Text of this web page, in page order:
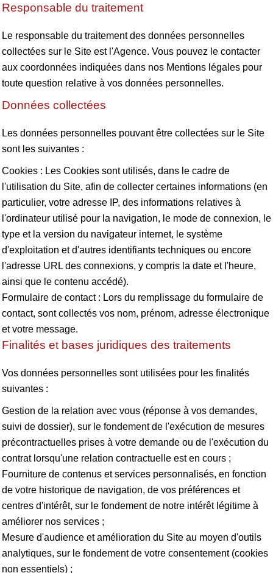
Responsable du traitement
Le responsable du traitement des données personnelles
collectées sur le Site est l'Agence. Vous pouvez le contacter
aux coordonnées indiquées dans nos Mentions légales pour
toute question relative à vos données personnelles.
Données collectées
Les données personnelles pouvant être collectées sur le Site
sont les suivantes :
Cookies : Les Cookies sont utilisés, dans le cadre de
l'utilisation du Site, afin de collecter certaines informations (en
particulier, votre adresse IP, des informations relatives à
l'ordinateur utilisé pour la navigation, le mode de connexion, le
type et la version du navigateur internet, le système
d'exploitation et d'autres identifiants techniques ou encore
l'adresse URL des connexions, y compris la date et l'heure,
ainsi que le contenu accédé).
Formulaire de contact : Lors du remplissage du formulaire de
contact, sont collectés vos nom, prénom, adresse électronique
et votre message.
Finalités et bases juridiques des traitements
Vos données personnelles sont utilisées pour les finalités
suivantes :
Gestion de la relation avec vous (réponse à vos demandes,
suivi de dossier), sur le fondement de l'exécution de mesures
précontractuelles prises à votre demande ou de l'exécution du
contrat lorsqu'une relation contractuelle est en cours ;
Fourniture de contenus et services personnalisés, en fonction
de votre historique de navigation, de vos préférences et
centres d'intérêt, sur le fondement de notre intérêt légitime à
améliorer nos services ;
Mesure d'audience et amélioration du Site au moyen d'outils
analytiques, sur le fondement de votre consentement (cookies
non essentiels) ;